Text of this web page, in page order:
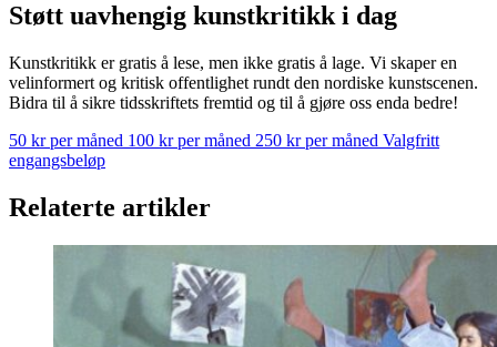
Støtt uavhengig kunstkritikk i dag
Kunstkritikk er gratis å lese, men ikke gratis å lage. Vi skaper en
velinformert og kritisk offentlighet rundt den nordiske kunstscenen.
Bidra til å sikre tidsskriftets fremtid og til å gjøre oss enda bedre!
50 kr per måned 100 kr per måned 250 kr per måned Valgfritt
engangsbeløp
Relaterte artikler